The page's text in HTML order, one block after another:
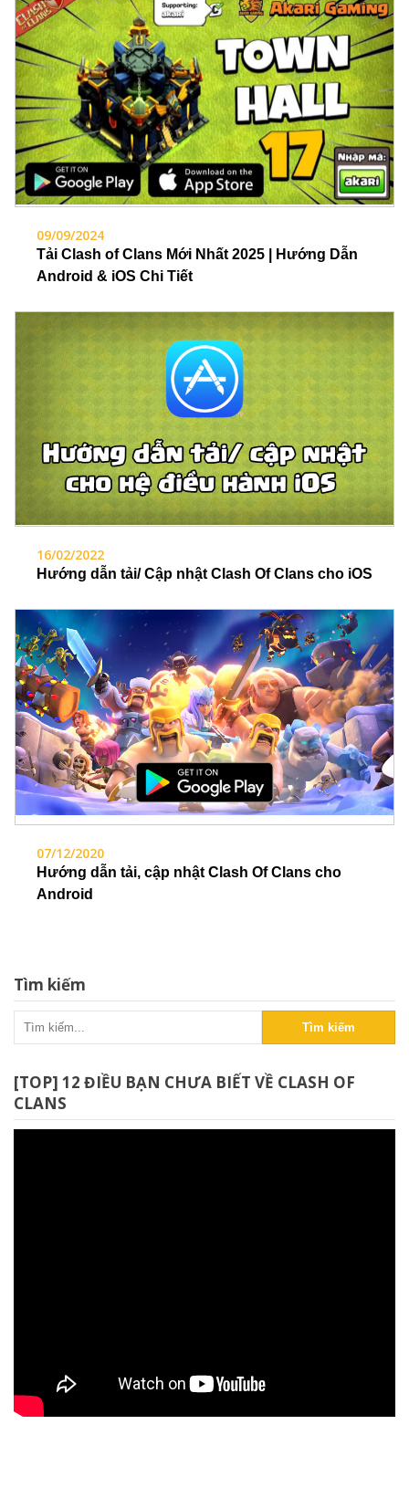
09/09/2024
Tải Clash of Clans Mới Nhất 2025 | Hướng Dẫn
Android & iOS Chi Tiết
16/02/2022
Hướng dẫn tải/ Cập nhật Clash Of Clans cho iOS
07/12/2020
Hướng dẫn tải, cập nhật Clash Of Clans cho
Android
Tìm kiếm
Tìm kiếm
[TOP] 12 ĐIỀU BẠN CHƯA BIẾT VỀ CLASH OF
CLANS